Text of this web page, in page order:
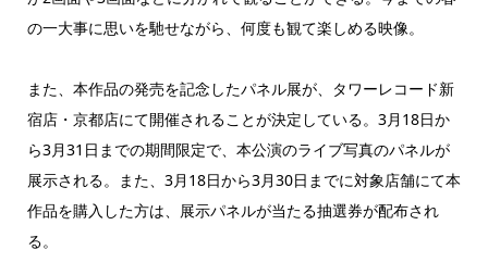
の一大事に思いを馳せながら、何度も観て楽しめる映像。
また、本作品の発売を記念したパネル展が、タワーレコード新
宿店・京都店にて開催されることが決定している。3月18日か
ら3月31日までの期間限定で、本公演のライブ写真のパネルが
展示される。また、3月18日から3月30日までに対象店舗にて本
作品を購入した方は、展示パネルが当たる抽選券が配布され
る。